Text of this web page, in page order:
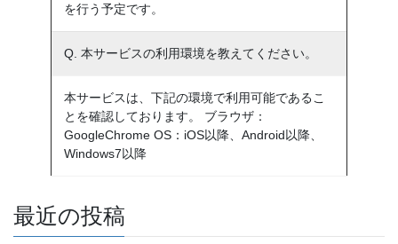
を行う予定です。
Q. 本サービスの利用環境を教えてください。
本サービスは、下記の環境で利用可能であるこ
とを確認しております。 ブラウザ：
GoogleChrome OS：iOS以降、Android以降、
Windows7以降
最近の投稿